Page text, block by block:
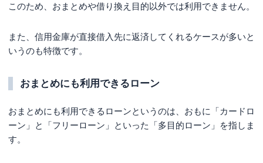
収入が低い
信用情報に問題がある
返済期日・引き落とし日
毎月の返済額
このため、おまとめや借り換え目的以外では利用できません。
また、信用金庫が直接借入先に返済してくれるケースが多いと
いうのも特徴です。
おまとめにも利用できるローン
おまとめにも利用できるローンというのは、おもに「カードロ
ーン」と「フリーローン」といった「多目的ローン」を指しま
す。